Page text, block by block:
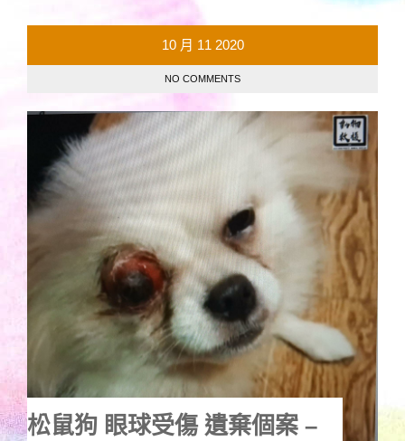
10 月 11 2020
NO COMMENTS
松鼠狗 眼球受傷 遺棄個案 –